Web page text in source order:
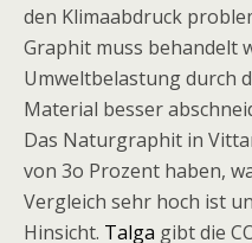
den Klimaabdruck
Graphit muss behandelt
Umweltbelastung durch
Material besser
Das Naturgraphit in
von 3o Prozent haben,
Vergleich sehr hoch ist
Hinsicht. Talga gibt die